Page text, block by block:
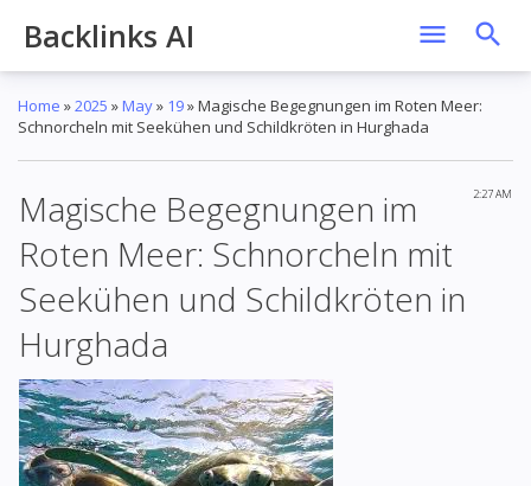
Backlinks AI
Home »2025 »May» 19»Magische Begegnungen im Roten Meer:
Schnorcheln mit Seekühen und Schildkröten in Hurghada
2:27 AM
Magische Begegnungen im
Roten Meer: Schnorcheln mit
Seekühen und Schildkröten in
Hurghada